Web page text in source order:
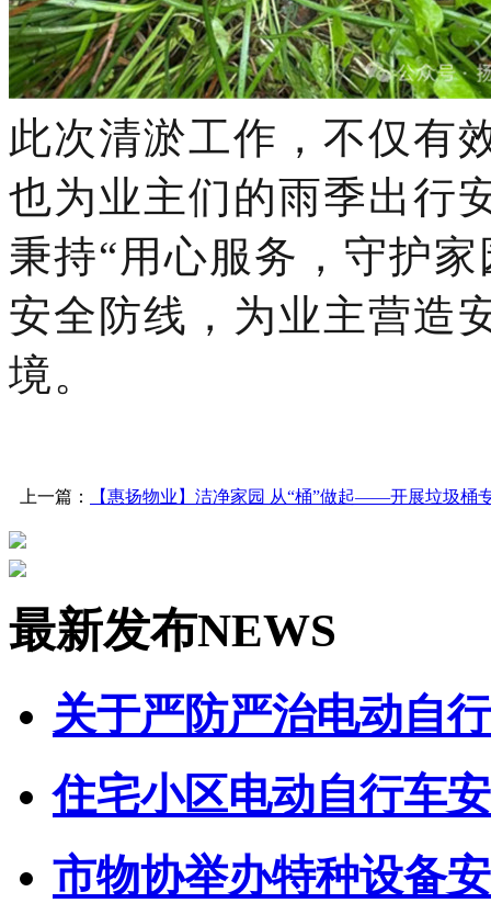
此次清淤工作，不仅有
也为业主们的雨季出行
秉持“用心服务，守护
安全防线，为业主营造
境。
上一篇： 【惠扬物业】洁净家园 从“桶”做起——开展垃圾桶
最新发布NEWS
关于严防严治电动自
住宅小区电动自行车
市物协举办特种设备